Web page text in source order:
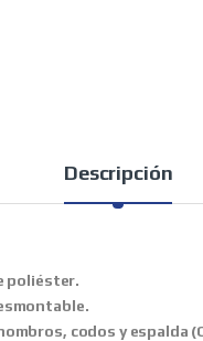
Descripción
poliéster.
codos y espalda